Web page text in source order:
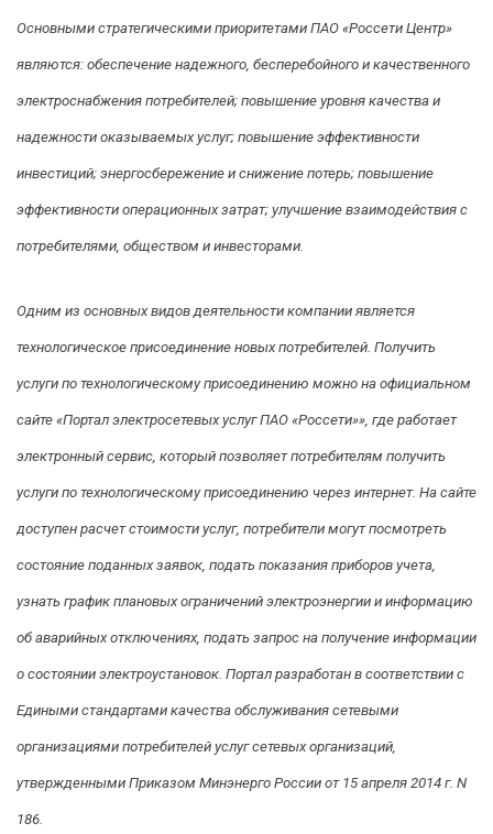
Основными стратегическими приоритетами ПАО «Россети Центр»
являются: обеспечение надежного, бесперебойного и качественного
электроснабжения потребителей; повышение уровня качества и
надежности оказываемых услуг; повышение эффективности
инвестиций; энергосбережение и снижение потерь; повышение
эффективности операционных затрат; улучшение взаимодействия с
потребителями, обществом и инвесторами.
Одним из основных видов деятельности компании является
технологическое присоединение новых потребителей. Получить
услуги по технологическому присоединению можно на официальном
сайте «Портал электросетевых услуг ПАО «Россети»», где работает
электронный сервис, который позволяет потребителям получить
услуги по технологическому присоединению через интернет. На сайте
доступен расчет стоимости услуг, потребители могут посмотреть
состояние поданных заявок, подать показания приборов учета,
узнать график плановых ограничений электроэнергии и информацию
об аварийных отключениях, подать запрос на получение информации
о состоянии электроустановок. Портал разработан в соответствии с
Едиными стандартами качества обслуживания сетевыми
организациями потребителей услуг сетевых организаций,
утвержденными Приказом Минэнерго России от 15 апреля 2014 г. N
186.